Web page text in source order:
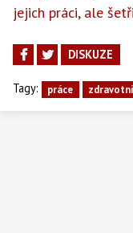
jejich práci, ale
DISKUZE
Tagy: práce